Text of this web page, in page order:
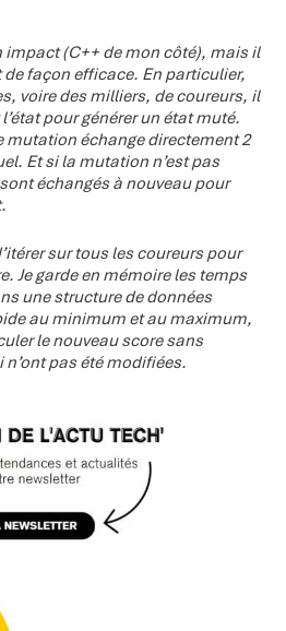
impact (C++ de mon côté), mais il
façon efficace. En particulier,
voire des milliers, de coureurs, il
pour générer un état muté.
mutation échange directement 2
Et si la mutation n’est pas
échangés à nouveau pour
sur tous les coureurs pour
Je garde en mémoire les temps
une structure de données
au minimum et au maximum,
le nouveau score sans
pas été modifiées.